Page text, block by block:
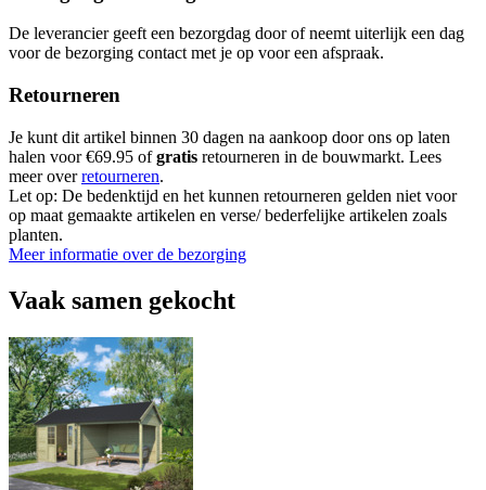
De leverancier geeft een bezorgdag door of neemt uiterlijk een dag
voor de bezorging contact met je op voor een afspraak.
Retourneren
Je kunt dit artikel binnen 30 dagen na aankoop door ons op laten
halen voor €69.95 ofgratis retourneren in de bouwmarkt. Lees
meer overretourneren.
Let op: De bedenktijd en het kunnen retourneren gelden niet voor
op maat gemaakte artikelen en verse/ bederfelijke artikelen zoals
planten.
Meer informatie over de bezorging
Vaak samen gekocht